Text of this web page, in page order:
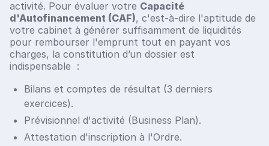
activité. Pour évaluer votre Capacité
d'Autofinancement (CAF), c'est-à-dire l'aptitude de
votre cabinet à générer suffisamment de liquidités
pour rembourser l'emprunt tout en payant vos
charges, la constitution d’un dossier est
indispensable :
Bilans et comptes de résultat (3 derniers
exercices).
Prévisionnel d'activité (Business Plan).
Attestation d'inscription à l'Ordre.